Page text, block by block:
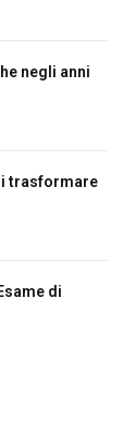
negli anni
trasformare
di